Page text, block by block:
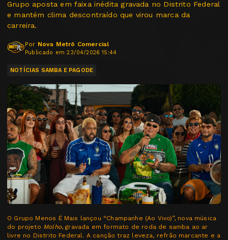
Grupo aposta em faixa inédita gravada no Distrito Federal
e mantém clima descontraído que virou marca da
carreira.
Por Nova Metrô Comercial
Publicado em 23/04/2026 15:44
NOTÍCIAS SAMBA E PAGODE
O Grupo Menos É Mais lançou “Champanhe (Ao Vivo)”, nova música
do projeto Molho, gravada em formato de roda de samba ao ar
livre no Distrito Federal. A canção traz leveza, refrão marcante e a